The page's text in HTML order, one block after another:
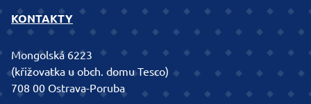
KONTAKTY
Mongolská 6223
(křižovatka u obch. domu Tesco)
708 00 Ostrava-Poruba